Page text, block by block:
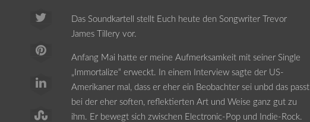
Das Soundkartell stellt Euch heute den Songwriter Trevor
James Tillery vor.
Anfang Mai hatte er meine Aufmerksamkeit mit seiner Single
„Immortalize“ erweckt. In einem Interview sagte der US-
Amerikaner mal, dass er eher ein Beobachter sei unbd das passt
bei der eher soften, reflektierten Art und Weise ganz gut zu
ihm. Er bewegt sich zwischen Electronic-Pop und Indie-Rock.